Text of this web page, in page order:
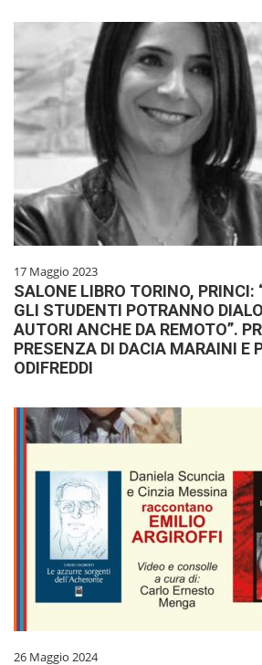
17 Maggio 2023
SALONE LIBRO TORINO, PRINCI:
GLI STUDENTI POTRANNO
AUTORI ANCHE DA REMOTO”.
PRESENZA DI DACIA MARAINI E
ODIFREDDI
26 Maggio 2024